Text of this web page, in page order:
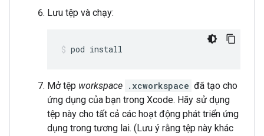
Lưu tệp và chạy:
pod install
Mở tệp workspace .xcworkspace đã tạo cho
ứng dụng của bạn trong Xcode. Hãy sử dụng
tệp này cho tất cả các hoạt động phát triển ứng
dụng trong tương lai. (Lưu ý rằng tệp này khác